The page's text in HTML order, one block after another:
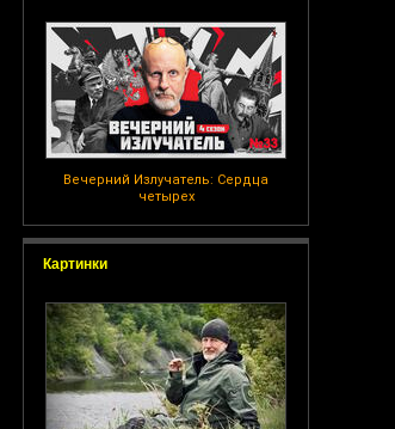
Вечерний Излучатель: Сердца
четырех
Картинки